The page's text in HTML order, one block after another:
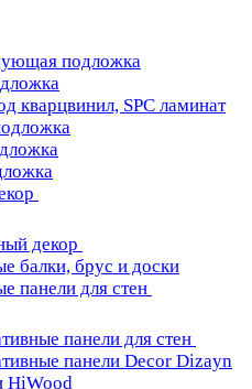
подложка
кварцвинил, SPC ламинат
декор
балки, брус и доски
панели для стен
панели для стен
панели Decor Dizayn
HiWood